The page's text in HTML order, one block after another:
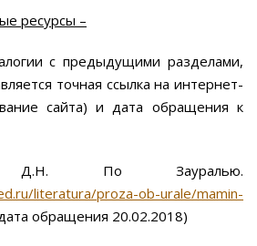
ресурсы –
с предыдущими разделами,
точная ссылка на интернет-
сайта) и дата обращения к
Д.Н. По Зауралью.
literatura/proza-ob-urale/mamin-
обращения 20.02.2018)